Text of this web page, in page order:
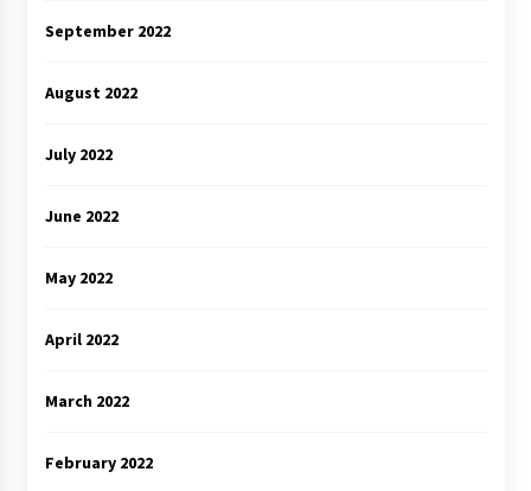
September 2022
August 2022
July 2022
June 2022
May 2022
April 2022
March 2022
February 2022